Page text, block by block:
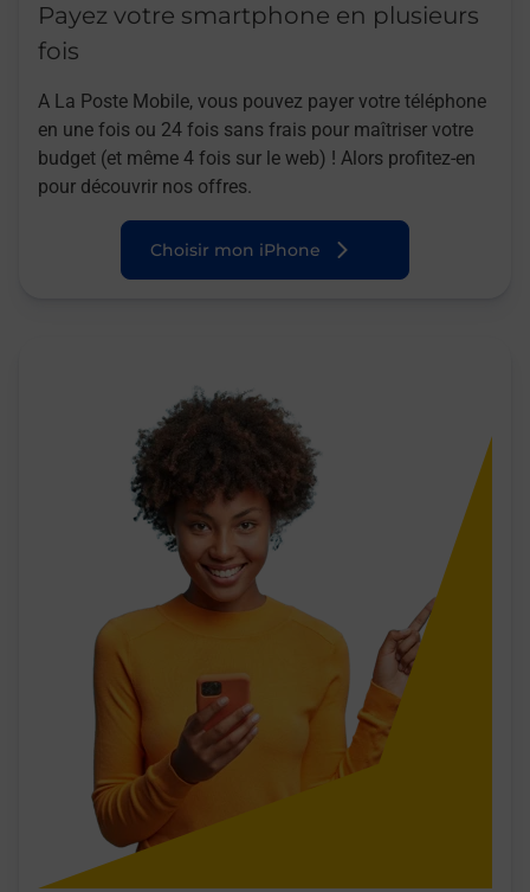
Payez votre smartphone en plusieurs
fois
A La Poste Mobile, vous pouvez payer votre téléphone
en une fois ou 24 fois sans frais pour maîtriser votre
budget (et même 4 fois sur le web) ! Alors profitez-en
pour découvrir nos offres.
Choisir mon iPhone